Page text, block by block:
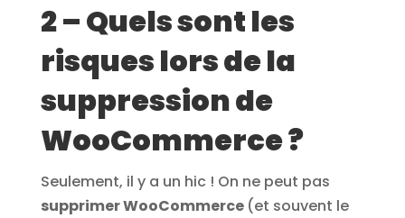
2 – Quels sont les
risques lors de la
suppression de
WooCommerce ?
Seulement, il y a un hic ! On ne peut pas
supprimer WooCommerce (et souvent le